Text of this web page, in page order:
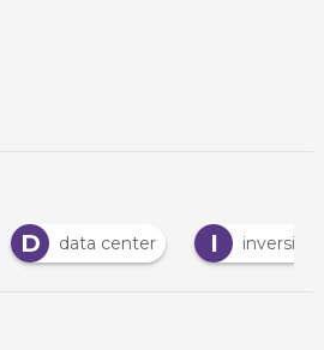
D data center inversión